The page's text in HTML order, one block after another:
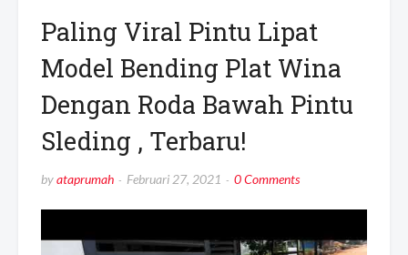
Paling Viral Pintu Lipat
Model Bending Plat Wina
Dengan Roda Bawah Pintu
Sleding , Terbaru!
byataprumah Februari 27, 2021 0 Comments